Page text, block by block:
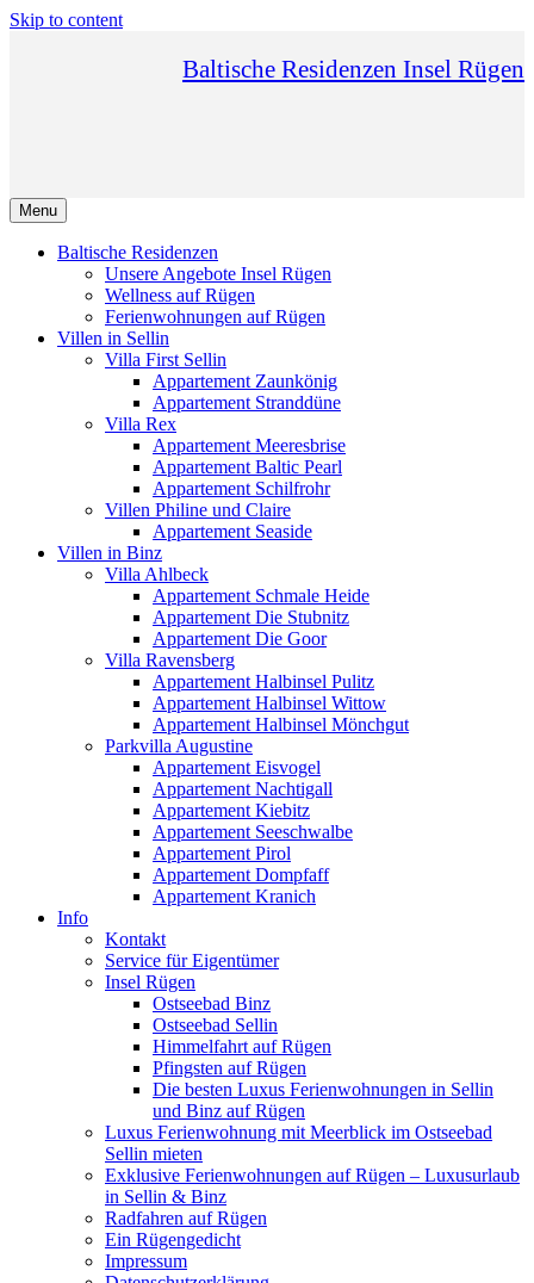
Skip to content
Baltische Residenzen Insel Rügen
Menu
Baltische Residenzen
Unsere Angebote Insel Rügen
Wellness auf Rügen
Ferienwohnungen auf Rügen
Villen in Sellin
Villa First Sellin
Appartement Zaunkönig
Appartement Stranddüne
Villa Rex
Appartement Meeresbrise
Appartement Baltic Pearl
Appartement Schilfrohr
Villen Philine und Claire
Appartement Seaside
Villen in Binz
Villa Ahlbeck
Appartement Schmale Heide
Appartement Die Stubnitz
Appartement Die Goor
Villa Ravensberg
Appartement Halbinsel Pulitz
Appartement Halbinsel Wittow
Appartement Halbinsel Mönchgut
Parkvilla Augustine
Appartement Eisvogel
Appartement Nachtigall
Appartement Kiebitz
Appartement Seeschwalbe
Appartement Pirol
Appartement Dompfaff
Appartement Kranich
Info
Kontakt
Service für Eigentümer
Insel Rügen
Ostseebad Binz
Ostseebad Sellin
Himmelfahrt auf Rügen
Pfingsten auf Rügen
Die besten Luxus Ferienwohnungen in Sellin
und Binz auf Rügen
Luxus Ferienwohnung mit Meerblick im Ostseebad
Sellin mieten
Exklusive Ferienwohnungen auf Rügen – Luxusurlaub
in Sellin & Binz
Radfahren auf Rügen
Ein Rügengedicht
Impressum